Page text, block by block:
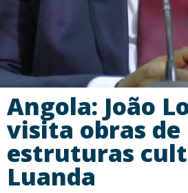
Angola: João
visita obras
estruturas
Luanda